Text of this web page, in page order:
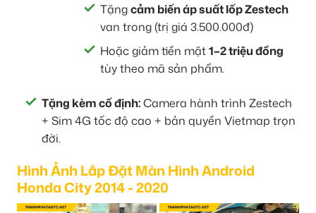
Tặngcảm biến áp suất lốp Zestech
van trong (trị giá 3.500.000đ)
Hoặc giảm tiền mặt1–2 triệu đồng
tùy theo mã sản phẩm.
Tặng kèm cố định:Camera hành trình Zestech
+ Sim 4G tốc độ cao + bản quyền Vietmap trọn
đời.
Hình Ảnh Lắp Đặt Màn Hình Android
Honda City 2014 - 2020